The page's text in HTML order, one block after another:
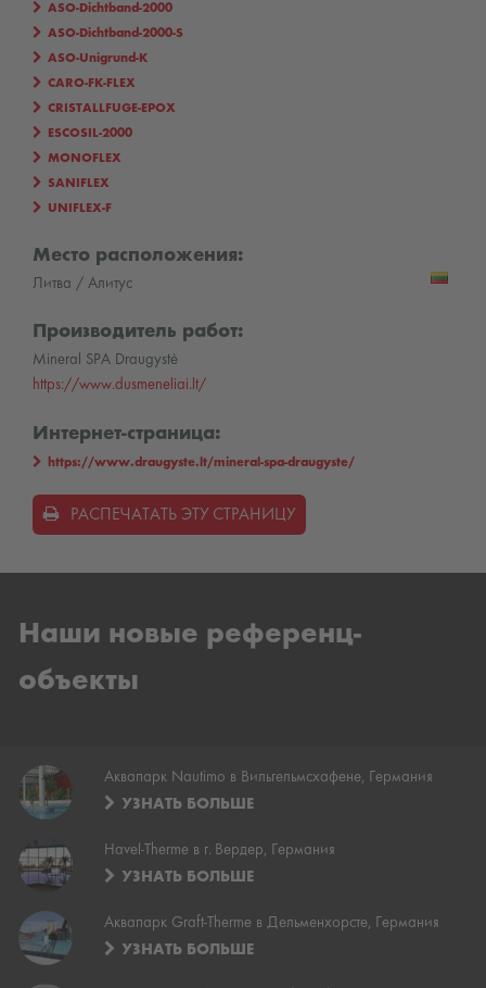
ASO-Dichtband-2000
ASO-Dichtband-2000-S
ASO-Unigrund-K
CARO-FK-FLEX
CRISTALLFUGE-EPOX
ESCOSIL-2000
MONOFLEX
SANIFLEX
UNIFLEX-F
Место расположения:
Литва / Алитус
Производитель работ:
Mineral SPA Draugystė
https://www.dusmeneliai.lt/
Интернет-страница:
https://www.draugyste.lt/mineral-spa-draugyste/
РАСПЕЧАТАТЬ ЭТУ СТРАНИЦУ
Наши новые референц-
объекты
Аквапарк Nautimo в Вильгельмсхафене, Германия
УЗНАТЬ БОЛЬШЕ
Havel-Therme в г. Вердер, Германия
УЗНАТЬ БОЛЬШЕ
Аквапарк Graft-Therme в Дельменхорсте, Германия
УЗНАТЬ БОЛЬШЕ